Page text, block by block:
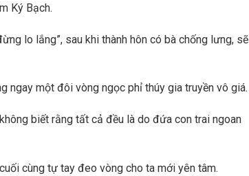
Ký Bạch.
lo lắng”, sau khi thành hôn có bà chống lưng, sẽ
ngay một đôi vòng ngọc phỉ thúy gia truyền vô giá.
biết rằng tất cả đều là do đứa con trai ngoan
cùng tự tay đeo vòng cho ta mới yên tâm.